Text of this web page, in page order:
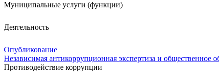
Муниципальные услуги (функции)
Деятельность
Опубликование
Независимая антикоррупционная экспертиза и общественное
Противодействие коррупции